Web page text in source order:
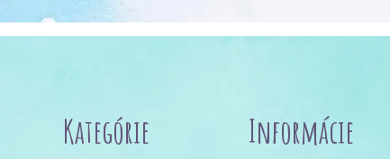
Kategórie Informácie